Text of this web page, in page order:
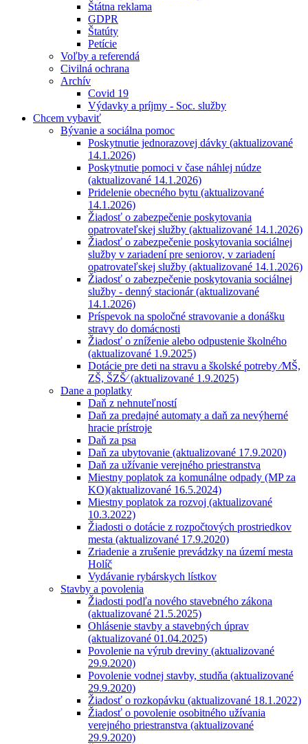
Štátna reklama
GDPR
Štatúty
Petície
Voľby a referendá
Civilná ochrana
Archív
Covid 19
Výdavky a príjmy - Soc. služby
Chcem vybaviť
Bývanie a sociálna pomoc
Poskytnutie jednorazovej dávky (aktualizované
14.1.2026)
Poskytnutie pomoci v čase náhlej núdze
(aktualizované 14.1.2026)
Pridelenie obecného bytu (aktualizované
14.1.2026)
Žiadosť o zabezpečenie poskytovania
opatrovateľskej služby (aktualizované 14.1.2026)
Žiadosť o zabezpečenie poskytovania sociálnej
služby v zariadení pre seniorov, v zariadení
opatrovateľskej služby (aktualizované 14.1.2026)
Žiadosť o zabezpečenie poskytovania sociálnej
služby - denný stacionár (aktualizované
14.1.2026)
Príspevok na spoločné stravovanie a donášku
stravy do domácnosti
Žiadosť o zníženie alebo odpustenie školného
(aktualizované 1.9.2025)
Dotácie pre deti na stravu a školské potreby ⁄MŠ,
ZŠ, ŠZŠ⁄ (aktualizované 1.9.2025)
Dane a poplatky
Daň z nehnuteľností
Daň za predajné automaty a daň za nevýherné
hracie prístroje
Daň za psa
Daň za ubytovanie (aktualizované 17.9.2020)
Daň za užívanie verejného priestranstva
Miestny poplatok za komunálne odpady (MP za
KO)(aktualizované 16.5.2024)
Miestny poplatok za rozvoj (aktualizované
10.3.2022)
Žiadosti o dotácie z rozpočtových prostriedkov
mesta (aktualizované 17.9.2020)
Zriadenie a zrušenie prevádzky na území mesta
Holíč
Vydávanie rybárskych lístkov
Stavby a povolenia
Žiadosti podľa nového stavebného zákona
(aktualizované 21.5.2025)
Ohlásenie stavby a stavebných úprav
(aktualizované 01.04.2025)
Povolenie na výrub dreviny (aktualizované
29.9.2020)
Povolenie vodnej stavby, studňa (aktualizované
29.9.2020)
Žiadosť o rozkopávku (aktualizované 18.1.2022)
Žiadosť o povolenie osobitného užívania
verejného priestranstva (aktualizované
29.9.2020)